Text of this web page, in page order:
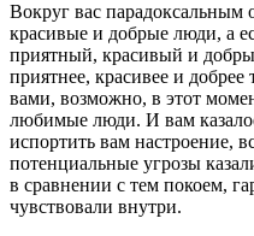
Вокруг вас парадоксальным
красивые и добрые люди, а
приятный, красивый и
приятнее, красивее и
вами, возможно, в этот
любимые люди. И вам
испортить вам настроение,
потенциальные угрозы
в сравнении с тем покоем,
чувствовали внутри.